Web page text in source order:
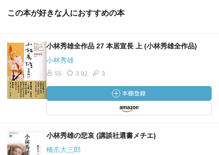
この本が好きな人におすすめの本
小林秀雄全作品 27 本居宣長 上 (小林秀雄全作品)
小林秀雄
55 3.92 3
小林秀雄の悲哀 (講談社選書メチエ)
橋爪大三郎